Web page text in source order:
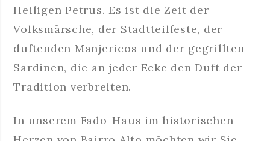
Heiligen Petrus. Es ist die Zeit der
Volksmärsche, der Stadtteilfeste, der
duftenden Manjericos und der gegrillten
Sardinen, die an jeder Ecke den Duft der
Tradition verbreiten.
In unserem Fado-Haus im historischen